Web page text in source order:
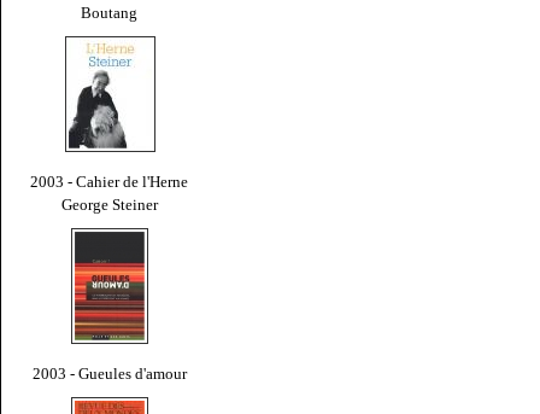
Boutang
2003 - Cahier de l'Herne
George Steiner
2003 - Gueules d'amour